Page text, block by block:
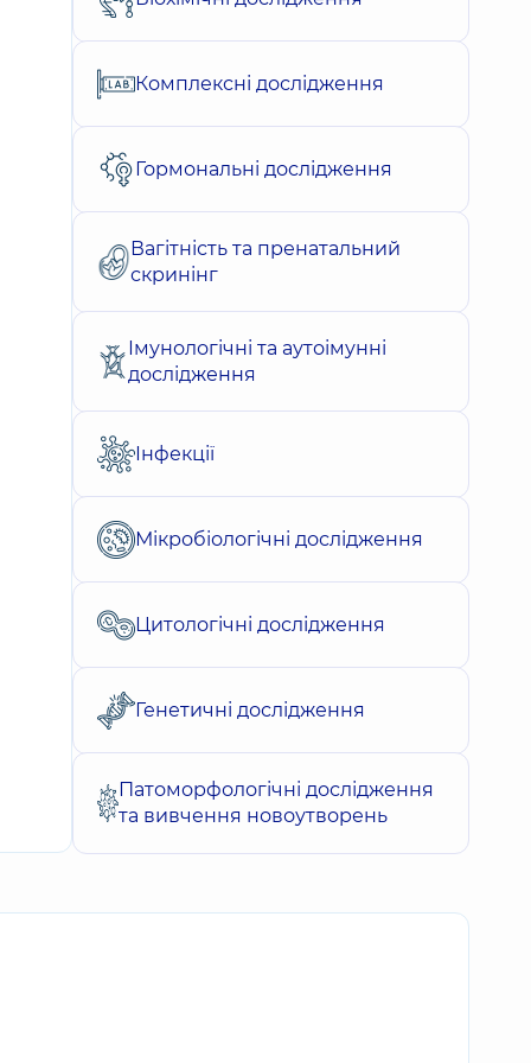
Комплексні дослідження
Гормональні дослідження
Вагітність та пренатальний
скринінг
Імунологічні та аутоімунні
дослідження
Інфекції
Мікробіологічні дослідження
Цитологічні дослідження
Генетичні дослідження
Патоморфологічні дослідження
та вивчення новоутворень